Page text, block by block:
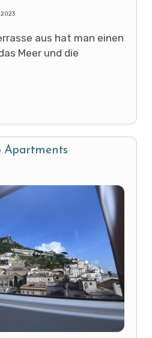
aus hat man einen
Meer und die